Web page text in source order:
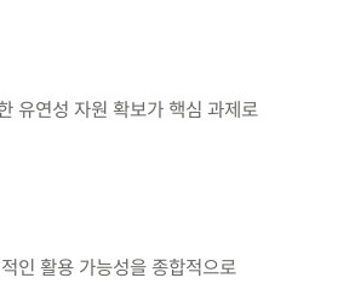
유연성 자원 확보가 핵심 과제로
인 활용 가능성을 종합적으로